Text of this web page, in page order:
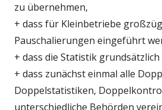
zu übernehmen,
+ dass für Kleinbetriebe
Pauschalierungen eingeführt
+ dass die Statistik
+ dass zunächst einmal alle
Doppelstatistiken,
unterschiedliche Behörden